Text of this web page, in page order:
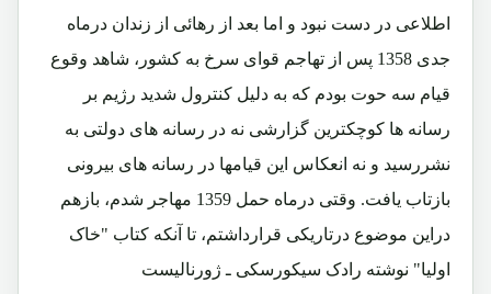
اطلاعی در دست نبود و اما بعد از رهائی از زندان درماه
جدی 1358 پس از تهاجم قوای سرخ به کشور، شاهد وقوع
قیام سه حوت بودم که به دلیل کنترول شدید رژیم بر
رسانه ها کوچکترین گزارشی نه در رسانه های دولتی به
نشررسید و نه انعکاس این قیامها در رسانه های بیرونی
بازتاب یافت. وقتی درماه حمل 1359 مهاجر شدم، بازهم
دراین موضوع درتاریکی قرارداشتم، تا آنکه کتاب "خاک
اولیا" نوشته رادک سیکورسکی ـ ژورنالیست